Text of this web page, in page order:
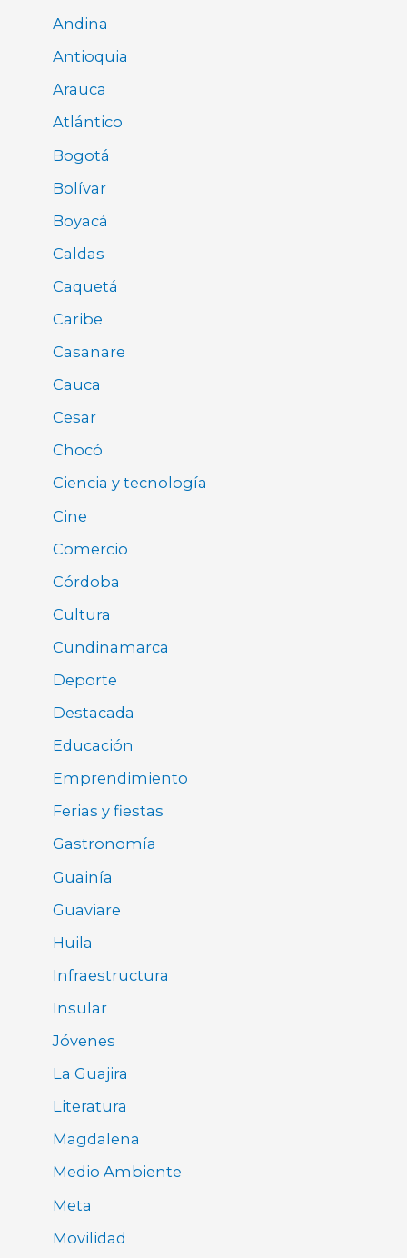
Andina
Antioquia
Arauca
Atlántico
Bogotá
Bolívar
Boyacá
Caldas
Caquetá
Caribe
Casanare
Cauca
Cesar
Chocó
Ciencia y tecnología
Cine
Comercio
Córdoba
Cultura
Cundinamarca
Deporte
Destacada
Educación
Emprendimiento
Ferias y fiestas
Gastronomía
Guainía
Guaviare
Huila
Infraestructura
Insular
Jóvenes
La Guajira
Literatura
Magdalena
Medio Ambiente
Meta
Movilidad